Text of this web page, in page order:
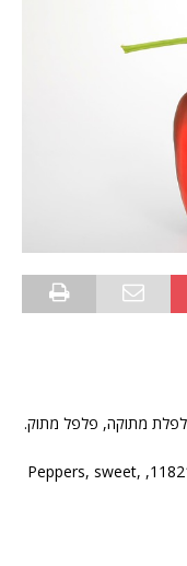
מתוקה, פלפל מתוק.
11821, Peppers, sweet,